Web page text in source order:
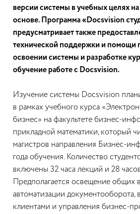
версии системы в учебных целях
основе. Программа «Docsvision
предусматривает также
технической поддержки и помощи
освоении системы и разработке
обучение работе с Docsvision.
Изучение системы Docsvision
в рамках учебного курса
бизнес» на факультете бизнес-
прикладной математики, который
магистров направления Бизнес-
года обучения. Количество
включены 32 часа лекций и 28
Предполагается освещение общих
автоматизации документооборота,
клиентами и управления бизнес-